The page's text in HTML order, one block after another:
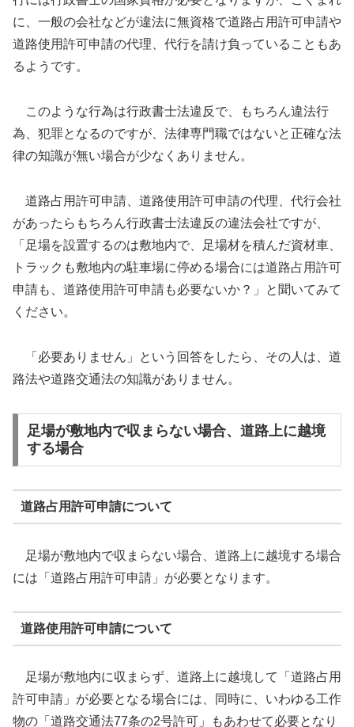
に、一般の会社などが違法に無資格で道路占用許可申請や
道路使用許可申請の代理、代行を請け負っていることもあ
るようです。
このような行為は行政書士法違反で、もちろん違法行
為、犯罪となるのですが、法律専門職ではないと正確な法
律の知識が無い場合が少なくありません。
道路占用許可申請、道路使用許可申請の代理、代行会社
があったらもちろん行政書士法違反の違法会社ですが、
「足場を設置するのは敷地内で、足場材を積んだ資材車、
トラックも敷地内の駐車場に停める場合には道路占用許可
申請も、道路使用許可申請も必要ないか？」と聞いてみて
ください。
「必要ありません」という回答をしたら、その人は、道
路法や道路交通法の知識がありません。
足場が敷地内で収まらない場合、道路上に越境
する場合
道路占用許可申請について
足場が敷地内で収まらない場合、道路上に越境する場合
には「道路占用許可申請」が必要となります。
道路使用許可申請について
足場が敷地内に収まらず、道路上に越境して「道路占用
許可申請」が必要となる場合には、同時に、いわゆる工作
物の「道路交通法77条の2号許可」もあわせて必要となり